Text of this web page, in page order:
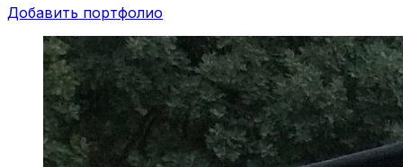
Добавить портфолио